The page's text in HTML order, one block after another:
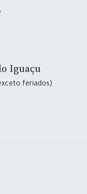
Iguaçu
feriados)